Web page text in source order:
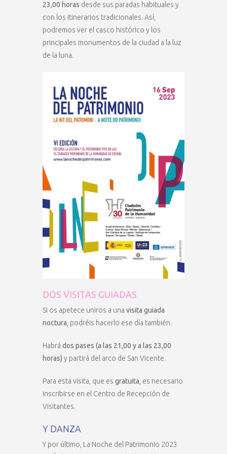
23,00 horas desde sus paradas habituales y
con los itinerarios tradicionales. Así,
podremos ver el casco histórico y los
principales monumentos de la ciudad a la luz
de la luna.
DOS VISITAS GUIADAS
Si os apetece uniros a una visita guiada
noctura , podréis hacerlo ese día también.
Habrá dos pases (a las 21,00 y a las 23,00
horas) y partirá del arco de San Vicente.
Para esta visita, que es gratuita , es necesario
inscribirse en el Centro de Recepción de
Visitantes.
Y DANZA
Y por último, La Noche del Patrimonio 2023